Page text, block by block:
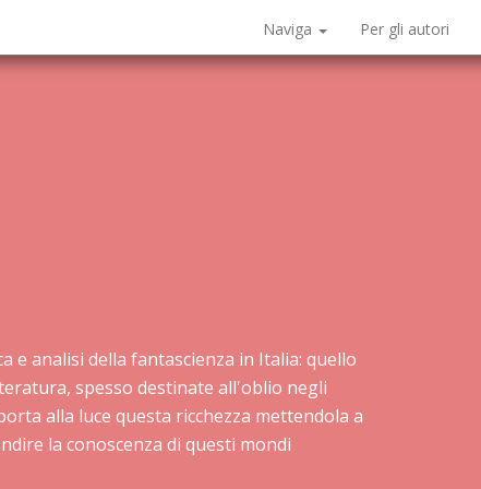
Naviga Per gli autori
e analisi della fantascienza in Italia: quello
spesso destinate all'oblio negli
alla luce questa ricchezza mettendola a
la conoscenza di questi mondi